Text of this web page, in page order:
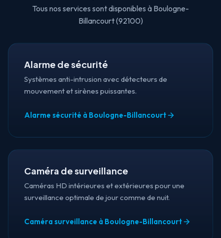
Tous nos services sont disponibles à Boulogne-
Billancourt (92100)
Alarme de sécurité
Systèmes anti-intrusion avec détecteurs de
mouvement et sirènes puissantes.
Alarme sécurité à Boulogne-Billancourt
Caméra de surveillance
Caméras HD intérieures et extérieures pour une
surveillance optimale de jour comme de nuit.
Caméra surveillance à Boulogne-Billancourt